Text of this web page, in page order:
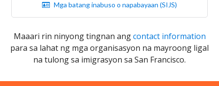
Mga batang inabuso o napabayaan (SIJS)
Maaari rin ninyong tingnan angcontact information
para sa lahat ng mga organisasyon na mayroong ligal
na tulong sa imigrasyon sa San Francisco.